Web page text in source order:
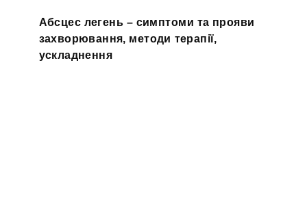
Абсцес легень – симптоми та прояви
захворювання, методи терапії,
ускладнення